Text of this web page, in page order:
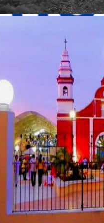
Sábalo 1706,
Country, C.P.
9911